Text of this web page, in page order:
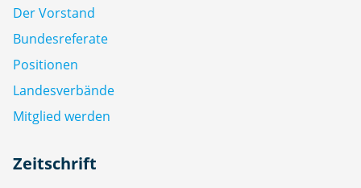
Der Vorstand
Bundesreferate
Positionen
Landesverbände
Mitglied werden
Zeitschrift